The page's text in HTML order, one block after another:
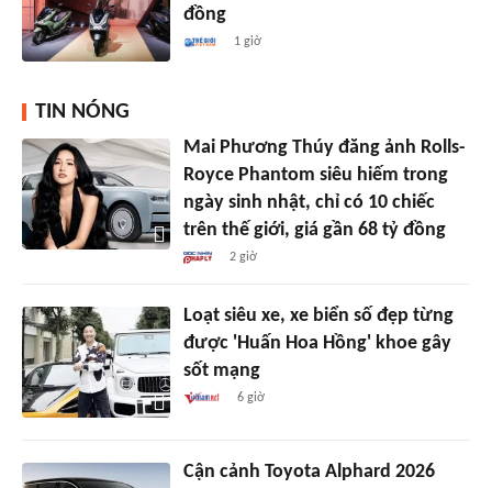
đồng
1 giờ
TIN NÓNG
Mai Phương Thúy đăng ảnh Rolls-
Royce Phantom siêu hiếm trong
ngày sinh nhật, chỉ có 10 chiếc
trên thế giới, giá gần 68 tỷ đồng
2 giờ
Loạt siêu xe, xe biển số đẹp từng
được 'Huấn Hoa Hồng' khoe gây
sốt mạng
6 giờ
Cận cảnh Toyota Alphard 2026